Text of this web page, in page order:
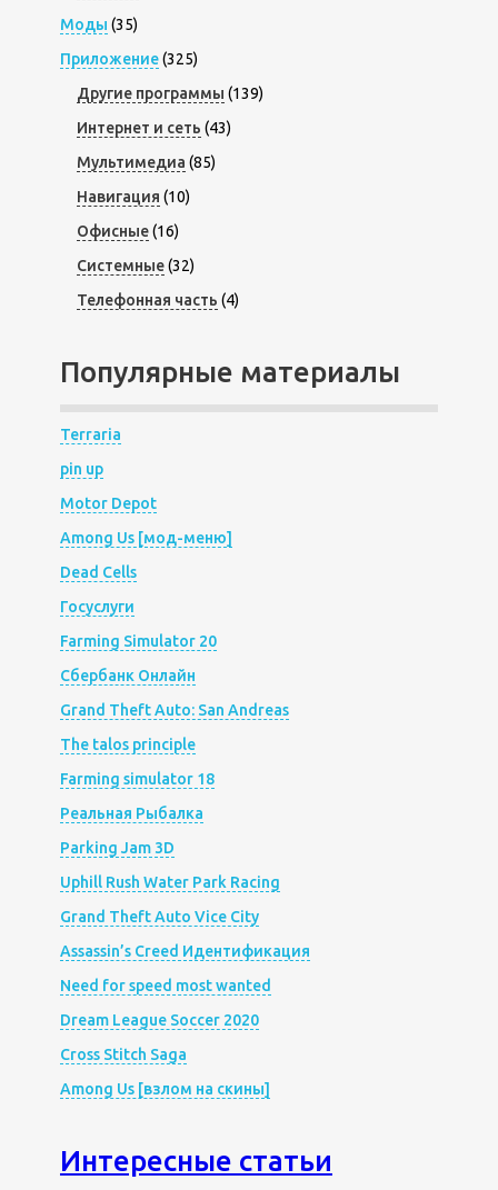
Моды (35)
Приложение(325)
Другие программы (139)
Интернет и сеть (43)
Мультимедиа (85)
Навигация (10)
Офисные(16)
Системные(32)
Телефонная часть (4)
Популярные материалы
Terraria
pin up
Motor Depot
Among Us [мод-меню]
Dead Cells
Госуслуги
Farming Simulator 20
Сбербанк Онлайн
Grand Theft Auto: San Andreas
The talos principle
Farming simulator 18
Реальная Рыбалка
Parking Jam 3D
Uphill Rush Water Park Racing
Grand Theft Auto Vice City
Assassin’s Creed Идентификация
Need for speed most wanted
Dream League Soccer 2020
Cross Stitch Saga
Among Us [взлом на скины]
Интересные статьи